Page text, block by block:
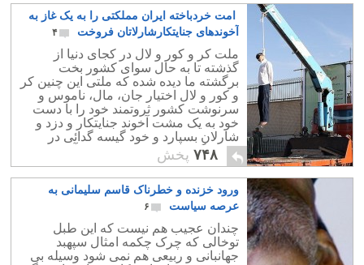
امت خردباخته ایران مملکتی را به یک غاز به
آخوندهای جنایتکارشارلاتان فروخت
۴
ملت کر و کور و لال در کجای دنیا از
گذشته تا به حال سوای کشور بخت
برگشته ما دیده شده که ملتی این چنین کر
و کور و لال اختیار جان، مال، ناموس و
سرنوشت کشور ثروتمند خود را با دست
خود به یک مشت آخوند جنایتکار و دزد و
شارلان بسپارد و خود گیسه گدائی در
دست گرفته نوکری و مزدوری آن
لاشخوران را پذیرا شود؟!.
۷۴۸ پخش
ورود خزنده و خطرناک قاسم سلیمانی به
عرصه سیاست
۶
چندان عجیب هم نیست که این طبل
توخالی که چرک چکمه امثال سپهبد
جهانبانی و ربیعی هم نمی شود وسیله بی